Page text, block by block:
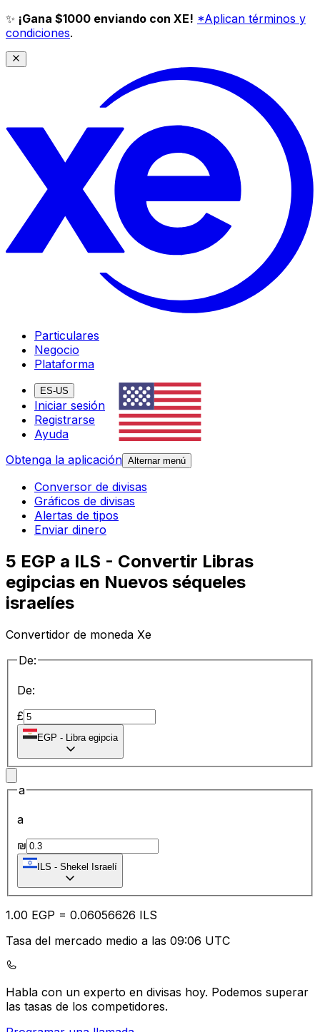
✨ ¡Gana $1000 enviando con XE! *Aplican términos y
condiciones.
Particulares
Negocio
Plataforma
ES-US
Iniciar sesión
Registrarse
Ayuda
Obtenga la aplicación Alternar menú
Conversor de divisas
Gráficos de divisas
Alertas de tipos
Enviar dinero
5 EGP a ILS - Convertir Libras
egipcias en Nuevos séqueles
israelíes
Convertidor de moneda Xe
De:
De:
£
EGP - Libra egipcia
a
a
₪
ILS - Shekel Israelí
1.00 EGP = 0.06056626 ILS
Tasa del mercado medio a las 09:06 UTC
Habla con un experto en divisas hoy. Podemos superar
las tasas de los competidores.